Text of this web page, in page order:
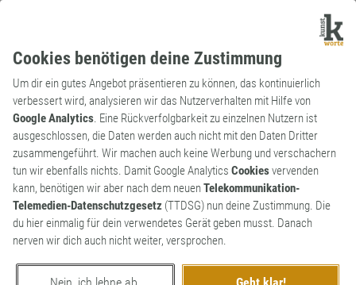
Cookies benötigen deine Zustimmung
Um dir ein gutes Angebot präsentieren zu können, das kontinuierlich
verbessert wird, analysieren wir das Nutzerverhalten mit Hilfe von
Google Analytics. Eine Rückverfolgbarkeit zu einzelnen Nutzern ist
ausgeschlossen, die Daten werden auch nicht mit den Daten Dritter
zusammengeführt. Wir machen auch keine Werbung und verschachern
tun wir ebenfalls nichts. Damit Google Analytics Cookiesvervenden
kann, benötigen wir aber nach dem neuenTelekommunikation-
Telemedien-Datenschutzgesetz (TTDSG) nun deine Zustimmung. Die
du hier einmalig für dein verwendetes Gerät geben musst. Danach
nerven wir dich auch nicht weiter, versprochen.
Archaismus
Redewendung
Werte Reisende
Anstatt verehrte Reisende, schnoddrig,
schräge, unhöfliche Ansprache, vielen als
Quatschdeutsch bekannt.
0